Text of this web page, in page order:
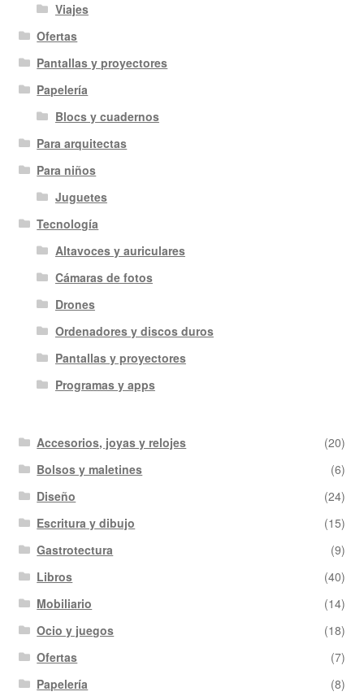
Viajes
Ofertas
Pantallas y proyectores
Papelería
Blocs y cuadernos
Para arquitectas
Para niños
Juguetes
Tecnología
Altavoces y auriculares
Cámaras de fotos
Drones
Ordenadores y discos duros
Pantallas y proyectores
Programas y apps
Accesorios, joyas y relojes
(20)
Bolsos y maletines
(6)
Diseño
(24)
Escritura y dibujo
(15)
Gastrotectura
(9)
Libros
(40)
Mobiliario
(14)
Ocio y juegos
(18)
Ofertas
(7)
Papelería
(8)